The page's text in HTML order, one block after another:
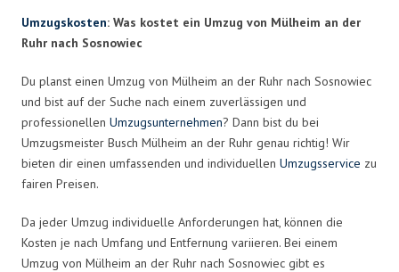
Umzugskosten: Was kostet ein Umzug von Mülheim an der
Ruhr nach Sosnowiec
Du planst einen Umzug von Mülheim an der Ruhr nach Sosnowiec
und bist auf der Suche nach einem zuverlässigen und
professionellen Umzugsunternehmen? Dann bist du bei
Umzugsmeister Busch Mülheim an der Ruhr genau richtig! Wir
bieten dir einen umfassenden und individuellen Umzugsservice zu
fairen Preisen.
Da jeder Umzug individuelle Anforderungen hat, können die
Kosten je nach Umfang und Entfernung variieren. Bei einem
Umzug von Mülheim an der Ruhr nach Sosnowiec gibt es